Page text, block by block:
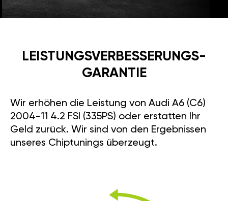
LEISTUNGSVERBESSE­RUNGS­
GARANTIE
Wir erhöhen die Leistung von Audi A6 (C6)
2004-11 4.2 FSI (335PS) oder erstatten Ihr
Geld zurück. Wir sind von den Ergebnissen
unseres Chiptunings überzeugt.